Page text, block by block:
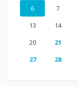
6
7
13
14
20
21
27
28